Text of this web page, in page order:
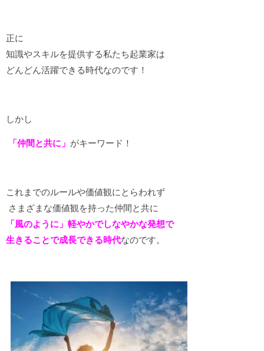
正に
知識やスキルを提供する私たち起業家は
どんどん活躍できる時代なのです！
しかし
「仲間と共に」 がキーワード！
これまでのルールや価値観にとらわれず
さまざまな価値観を持った仲間と共に
「風のように」軽やかでしなやかな発想で
生きることで成長できる時代なのです。